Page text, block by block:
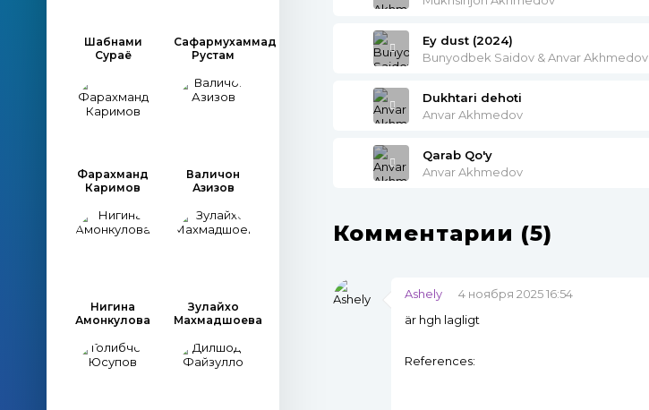
Шабнами
Сураё
Сафармухаммад
Рустам
Фарахманд
Каримов
Валичон
Азизов
Нигина
Амонкулова
Зулайхо
Махмадшоева
Ey dust (2024)
Bunyodbek Saidov & Anvar Akhmedov
Dukhtari dehoti
Anvar Akhmedov
Qarab Qo'y
Anvar Akhmedov
Комментарии (5)
Ashely
4 ноября 2025 16:54
är hgh lagligt
References: